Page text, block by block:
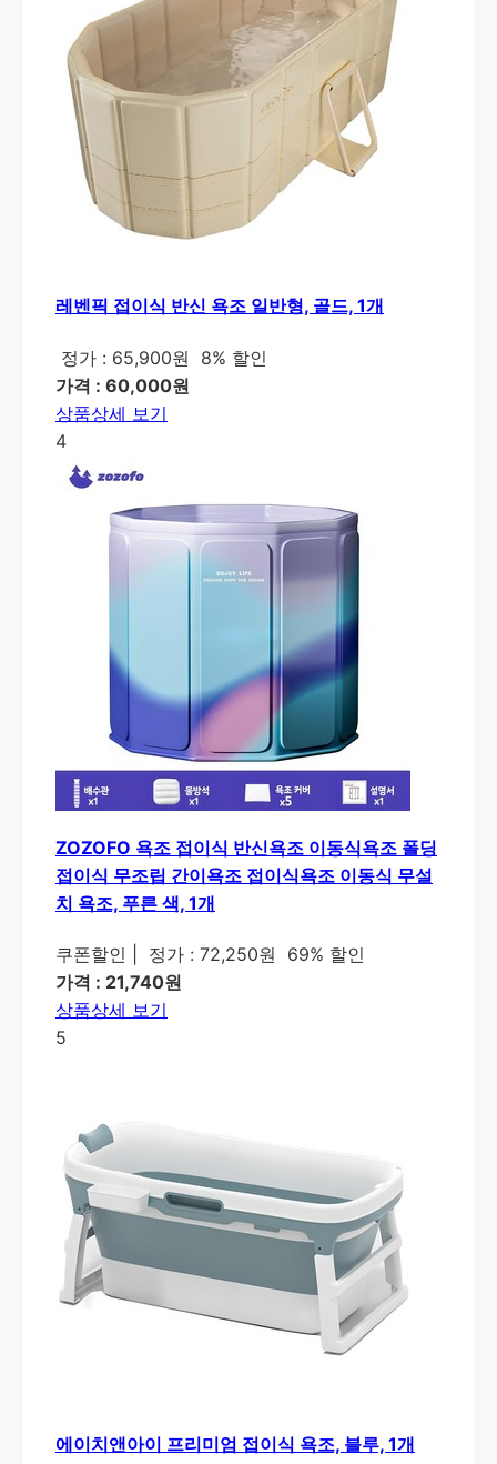
레벤픽 접이식 반신 욕조 일반형, 골드, 1개
정가 : 65,900원
8% 할인
가격 : 60,000원
상품상세 보기
4
ZOZOFO 욕조 접이식 반신욕조 이동식욕조 폴딩
접이식 무조립 간이욕조 접이식욕조 이동식 무설
치 욕조, 푸른 색, 1개
쿠폰할인 정가 : 72,250원
69% 할인
가격 : 21,740원
상품상세 보기
5
에이치앤아이 프리미엄 접이식 욕조, 블루, 1개